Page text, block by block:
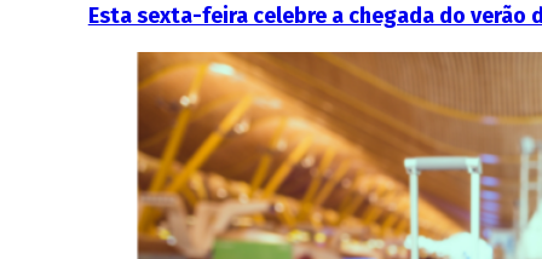
Esta sexta-feira celebre a chegada do